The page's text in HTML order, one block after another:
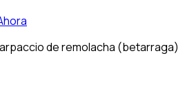
de remolacha (betarraga)